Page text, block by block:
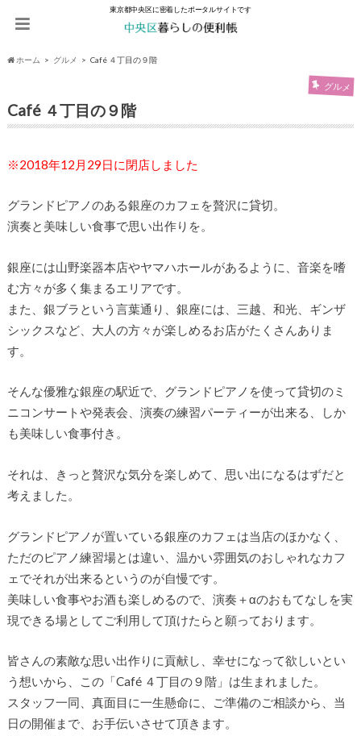
東京都中央区に密着したポータルサイトです
ホーム グルメ Café ４丁目の９階
グルメ
Café ４丁目の９階
※2018年12月29日に閉店しました
グランドピアノのある銀座のカフェを贅沢に貸切。
演奏と美味しい食事で思い出作りを。
銀座には山野楽器本店やヤマハホールがあるように、音楽を嗜
む方々が多く集まるエリアです。
また、銀ブラという言葉通り、銀座には、三越、和光、ギンザ
シックスなど、大人の方々が楽しめるお店がたくさんありま
す。
そんな優雅な銀座の駅近で、グランドピアノを使って貸切のミ
ニコンサートや発表会、演奏の練習パーティーが出来る、しか
も美味しい食事付き。
それは、きっと贅沢な気分を楽しめて、思い出になるはずだと
考えました。
グランドピアノが置いている銀座のカフェは当店のほかなく、
ただのピアノ練習場とは違い、温かい雰囲気のおしゃれなカフ
ェでそれが出来るというのが自慢です。
美味しい食事やお酒も楽しめるので、演奏＋αのおもてなしを実
現できる場としてご利用して頂けたらと願っております。
皆さんの素敵な思い出作りに貢献し、幸せになって欲しいとい
う想いから、この「Café ４丁目の９階」は生まれました。
スタッフ一同、真面目に一生懸命に、ご準備のご相談から、当
日の開催まで、お手伝いさせて頂きます。